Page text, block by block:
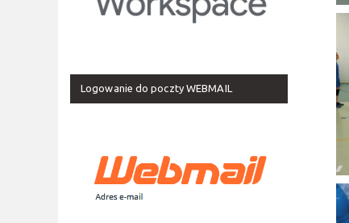
Logowanie do poczty WEBMAIL